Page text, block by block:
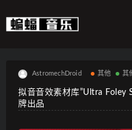
AstromechDroid 其他 其
拟音音效素材库”Ultra Foley
牌出品